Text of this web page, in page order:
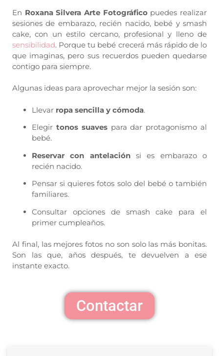
En Roxana Silvera Arte Fotográfico puedes realizar
sesiones de embarazo, recién nacido, bebé y smash
cake, con un estilo cercano, profesional y lleno de
sensibilidad. Porque tu bebé crecerá más rápido de lo
que imaginas, pero sus recuerdos pueden quedarse
contigo para siempre.
Algunas ideas para aprovechar mejor la sesión son:
Llevar ropa sencilla y cómoda.
Elegir tonos suavespara dar protagonismo al
bebé.
Reservar con antelaciónsi es embarazo o
recién nacido.
Pensar si quieres fotos solo del bebé o también
familiares.
Consultar opciones de smash cake para el
primer cumpleaños.
Al final, las mejores fotos no son solo las más bonitas.
Son las que, años después, te devuelven a ese
instante exacto.
Contactar